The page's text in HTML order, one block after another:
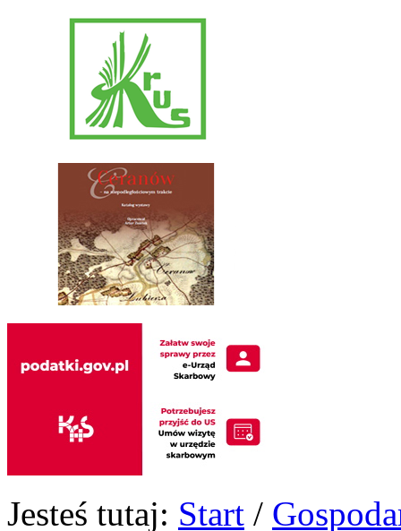
Jesteś tutaj: Start /